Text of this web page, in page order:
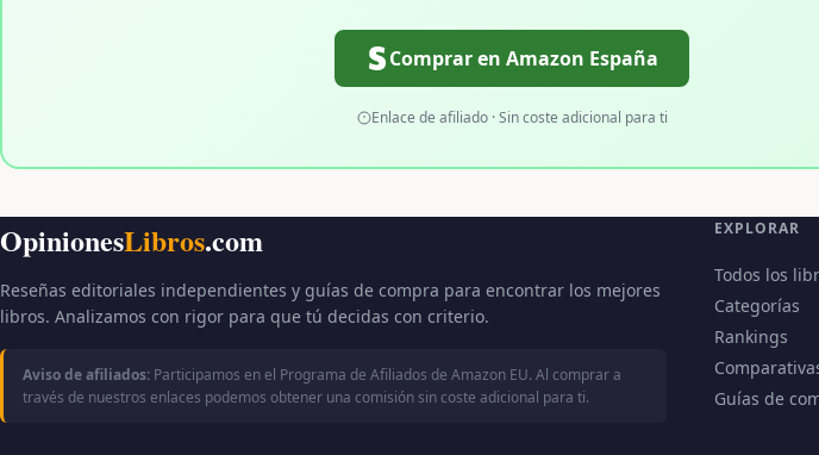
Comprar en Amazon España
Enlace de afiliado · Sin coste adicional para ti
OpinionesLibros.com
Reseñas editoriales independientes y guías de compra para encontrar los mejores
libros. Analizamos con rigor para que tú decidas con criterio.
Aviso de afiliados: Participamos en el Programa de Afiliados de Amazon EU. Al comprar a
través de nuestros enlaces podemos obtener una comisión sin coste adicional para ti.
EXPLORAR
Todos los
Categorías
Rankings
Guías de